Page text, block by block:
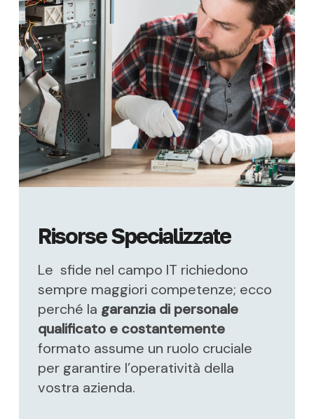
Risorse Specializzate
Le sfide nel campo IT richiedono
sempre maggiori competenze; ecco
perché la garanzia di personale
qualificato e costantemente
formato assume un ruolo cruciale
per garantire l’operatività della
vostra azienda.